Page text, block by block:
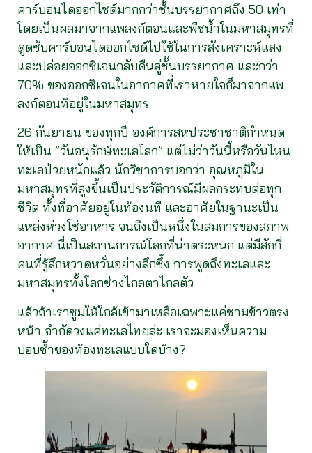
คาร์บอนไดออกไซด์มากกว่าชั้นบรรยากาศถึง 50 เท่า
โดยเป็นผลมาจากแพลงก์ตอนและพืชน้ำในมหาสมุทรที่
ดูดซับคาร์บอนไดออกไซด์ไปใช้ในการสังเคราะห์แสง
และปล่อยออกซิเจนกลับคืนสู่ชั้นบรรยากาศ และกว่า
70% ของออกซิเจนในอากาศที่เราหายใจก็มาจากแพ
ลงก์ตอนที่อยู่ในมหาสมุทร
26 กันยายน ของทุกปี องค์การสหประชาชาติกำหนด
ให้เป็น “วันอนุรักษ์ทะเลโลก” แต่ไม่ว่าวันนี้หรือวันไหน
ทะเลป่วยหนักแล้ว นักวิชาการบอกว่า อุณหภูมิใน
มหาสมุทรที่สูงขึ้นเป็นประวัติการณ์มีผลกระทบต่อทุก
ชีวิต ทั้งที่อาศัยอยู่ในท้องนที และอาศัยในฐานะเป็น
แหล่งห่วงโซ่อาหาร จนถึงเป็นหนึ่งในสมการของสภาพ
อากาศ นี่เป็นสถานการณ์โลกที่น่าตระหนก แต่มีสักกี่
คนที่รู้สึกหวาดหวั่นอย่างลึกซึ้ง การพูดถึงทะเลและ
มหาสมุทรทั้งโลกช่างไกลตาไกลตัว
แล้วถ้าเราซูมให้ใกล้เข้ามาเหลือเฉพาะแค่ชามข้าวตรง
หน้า จำกัดวงแค่ทะเลไทยล่ะ เราจะมองเห็นความ
บอบช้ำของท้องทะเลแบบใดบ้าง?